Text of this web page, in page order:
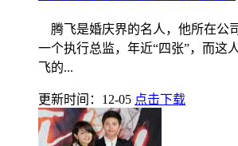
腾飞是婚庆界的名人，他所在公
一个执行总监，年近“四张”，而这
飞的...
更新时间：12-05 点击下载